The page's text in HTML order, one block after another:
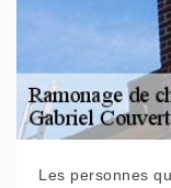
Les personnes